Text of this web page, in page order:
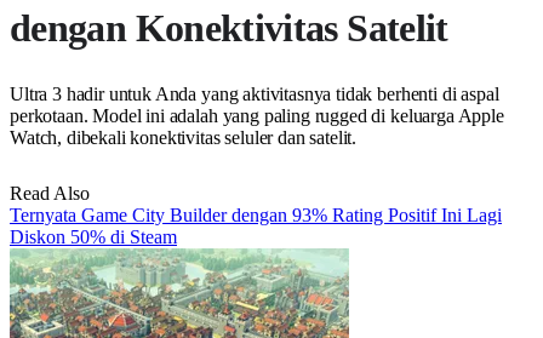
dengan Konektivitas Satelit
Ultra 3 hadir untuk Anda yang aktivitasnya tidak berhenti di aspal
perkotaan. Model ini adalah yang paling rugged di keluarga Apple
Watch, dibekali konektivitas seluler dan satelit.
Read Also
Ternyata Game City Builder dengan 93% Rating Positif Ini Lagi
Diskon 50% di Steam